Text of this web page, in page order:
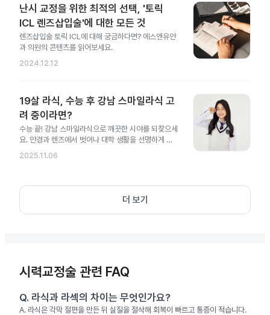
난시 교정을 위한 최적의 선택, '토릭
ICL 렌즈삽입술'에 대한 모든 것
렌즈삽입술 토릭 ICL에 대해 궁금하다면? 에스앤유안
과 의원의 콘텐츠를 읽어보세요.
2024.12.12
19살 라식, 수능 후 강남 스마일라식 고
려 중이라면?
수능 끝! 강남 스마일라식으로 깨끗한 시야를 되찾으세
요. 안경과 렌즈에서 벗어나 대학 생활을 선명하게 시
작해 보세요.
2025.11.06
더 보기
시력교정술 관련 FAQ
Q. 라식과 라섹의 차이는 무엇인가요?
A. 라식은 각막 절편을 만든 뒤 실질을 절삭해 회복이 빠르고 통증이 적습니다.